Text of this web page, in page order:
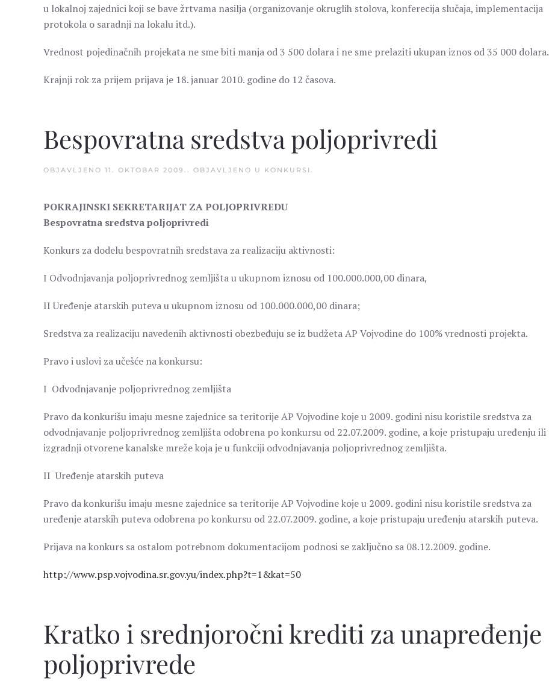
u lokalnoj zajednici koji se bave žrtvama nasilja (organizovanje okruglih stolova, konferecija slučaja, implementacija
protokola o saradnji na lokalu itd.).
Vrednost pojedinačnih projekata ne sme biti manja od 3 500 dolara i ne sme prelaziti ukupan iznos od 35 000 dolara.
Krajnji rok za prijem prijava je 18. januar 2010. godine do 12 časova.
Bespovratna sredstva poljoprivredi
OBJAVLJENO 11. OKTOBAR 2009. . OBJAVLJENO U KONKURSI .
POKRAJINSKI SEKRETARIJAT ZA POLJOPRIVREDU
Bespovratna sredstva poljoprivredi
Konkurs za dodelu bespovratnih sredstava za realizaciju aktivnosti:
I Odvodnjavanja poljoprivrednog zemljišta u ukupnom iznosu od 100.000.000,00 dinara,
II Uređenje atarskih puteva u ukupnom iznosu od 100.000.000,00 dinara;
Sredstva za realizaciju navedenih aktivnosti obezbeđuju se iz budžeta AP Vojvodine do 100% vrednosti projekta.
Pravo i uslovi za učešće na konkursu:
I Odvodnjavanje poljoprivrednog zemljišta
Pravo da konkurišu imaju mesne zajednice sa teritorije AP Vojvodine koje u 2009. godini nisu koristile sredstva za
odvodnjavanje poljoprivrednog zemljišta odobrena po konkursu od 22.07.2009. godine, a koje pristupaju uređenju ili
izgradnji otvorene kanalske mreže koja je u funkciji odvodnjavanja poljoprivrednog zemljišta.
II Uređenje atarskih puteva
Pravo da konkurišu imaju mesne zajednice sa teritorije AP Vojvodine koje u 2009. godini nisu koristile sredstva za
uređenje atarskih puteva odobrena po konkursu od 22.07.2009. godine, a koje pristupaju uređenju atarskih puteva.
Prijava na konkurs sa ostalom potrebnom dokumentacijom podnosi se zaključno sa 08.12.2009. godine.
http://www.psp.vojvodina.sr.gov.yu/index.php?t=1&kat=50
Kratko i srednjoročni krediti za unapređenje
poljoprivrede